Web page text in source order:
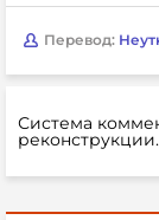
Перевод:
Система
реконструкции.